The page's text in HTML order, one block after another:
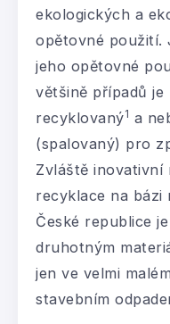
ekologických a
opětovné použití.
jeho opětovné
většině případů je
recyklovaný1 a
(spalovaný) pro
Zvláště inovativní
recyklace na bázi
České republice
druhotným
jen ve velmi
stavebním